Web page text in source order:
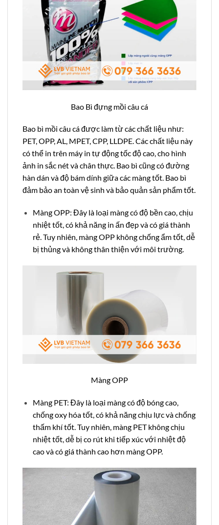
Bao Bì đựng mồi câu cá
Bao bì mồi câu cá được làm từ các chất liệu như:
PET, OPP, AL, MPET, CPP, LLDPE. Các chất liệu này
có thể in trên máy in tự động tốc độ cao, cho hình
ảnh in sắc nét và chân thực. Bao bì cũng có đường
hàn dán và độ bám dính giữa các màng tốt. Bao bì
đảm bảo an toàn vệ sinh và bảo quản sản phẩm tốt.
Màng OPP: Đây là loại màng có độ bền cao, chịu
nhiệt tốt, có khả năng in ấn đẹp và có giá thành
rẻ. Tuy nhiên, màng OPP không chống ẩm tốt, dễ
bị thủng và không thân thiện với môi trường.
Màng OPP
Màng PET: Đây là loại màng có độ bóng cao,
chống oxy hóa tốt, có khả năng chịu lực và chống
thấm khí tốt. Tuy nhiên, màng PET không chịu
nhiệt tốt, dễ bị co rút khi tiếp xúc với nhiệt độ
cao và có giá thành cao hơn màng OPP.